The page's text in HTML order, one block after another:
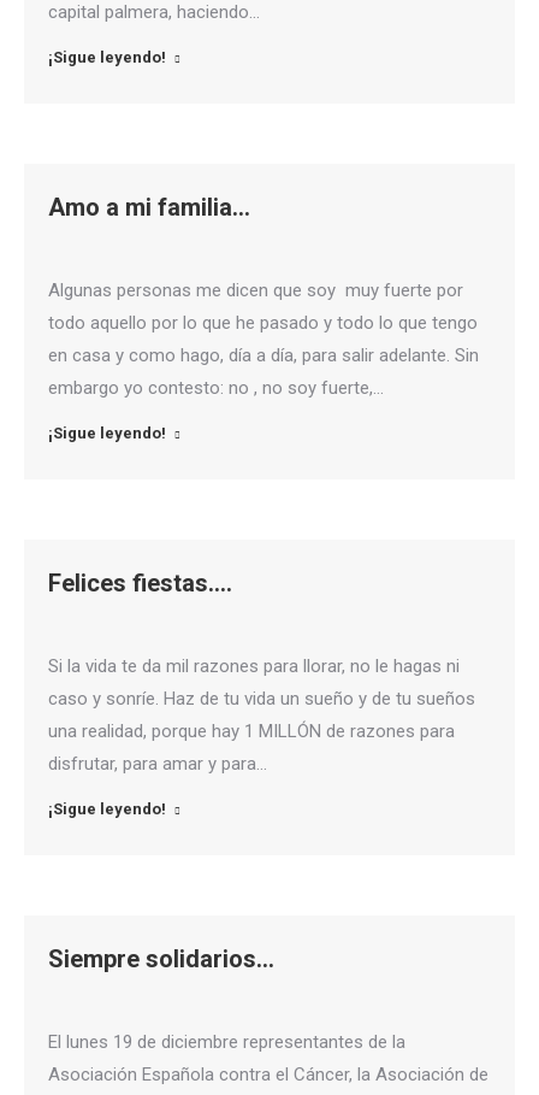
capital palmera, haciendo…
¡Sigue leyendo!
Amo a mi familia…
Algunas personas me dicen que soy muy fuerte por
todo aquello por lo que he pasado y todo lo que tengo
en casa y como hago, día a día, para salir adelante. Sin
embargo yo contesto: no , no soy fuerte,…
¡Sigue leyendo!
Felices fiestas….
Si la vida te da mil razones para llorar, no le hagas ni
caso y sonríe. Haz de tu vida un sueño y de tu sueños
una realidad, porque hay 1 MILLÓN de razones para
disfrutar, para amar y para…
¡Sigue leyendo!
Siempre solidarios…
El lunes 19 de diciembre representantes de la
Asociación Española contra el Cáncer, la Asociación de